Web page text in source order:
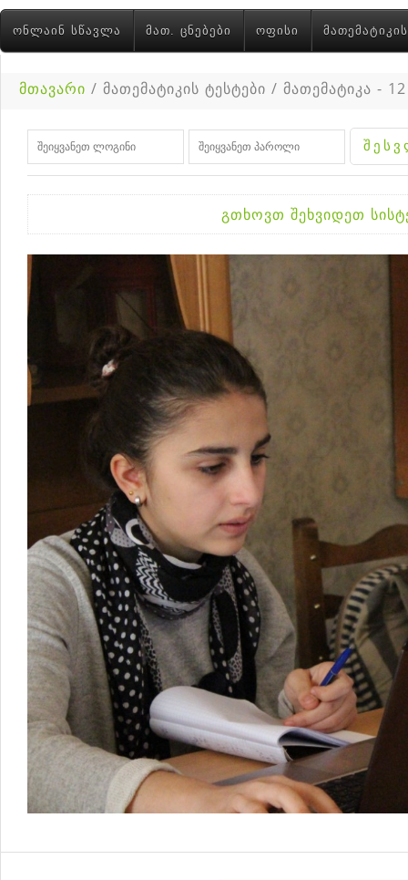
ᲝᲜᲚᲐᲘᲜ ᲡᲬᲐᲕᲚᲐ ᲛᲐᲗ. ᲪᲜᲔᲑᲔᲑᲘ ᲝᲤᲘᲡᲘ
მთავარი / მათემატიკის ტესტები / მათემატიკა -
გთხოვთ შეხვიდეთ